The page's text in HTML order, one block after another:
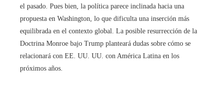
el pasado. Pues bien, la política parece inclinada hacia una
propuesta en Washington, lo que dificulta una inserción más
equilibrada en el contexto global. La posible resurrección de la
Doctrina Monroe bajo Trump planteará dudas sobre cómo se
relacionará con EE. UU. UU. con América Latina en los
próximos años.